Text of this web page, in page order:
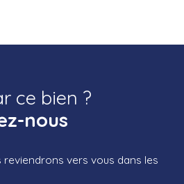
ce bien ?
nous
vers vous dans les